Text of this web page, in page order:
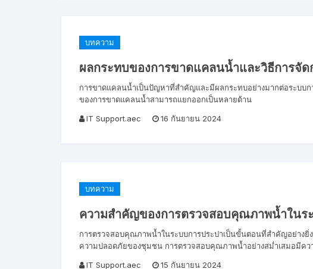
บทความ
ผลกระทบของการขาดแคลนน้ำและวิธีการจัด
การขาดแคลนน้ำเป็นปัญหาที่สำคัญและมีผลกระทบอย่างมากต่อระบบก
ของการขาดแคลนน้ำสามารถแยกออกเป็นหลายด้าน
IT Support.aec
16 กันยายน 2024
บทความ
ความสำคัญของการตรวจสอบคุณภาพน้ำในร
การตรวจสอบคุณภาพน้ำในระบบการประปาเป็นขั้นตอนที่สำคัญอย่างยิ่
ความปลอดภัยของชุมชน การตรวจสอบคุณภาพน้ำอย่างสม่ำเสมอมีค
IT Support.aec
15 กันยายน 2024